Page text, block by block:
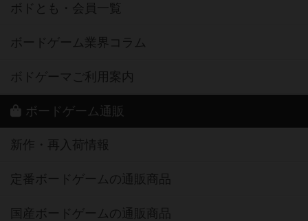
ボドとも・会員一覧
ボードゲーム業界コラム
ボドゲーマご利用案内
ボードゲーム通販
新作・再入荷情報
定番ボードゲームの通販商品
国産ボードゲームの通販商品